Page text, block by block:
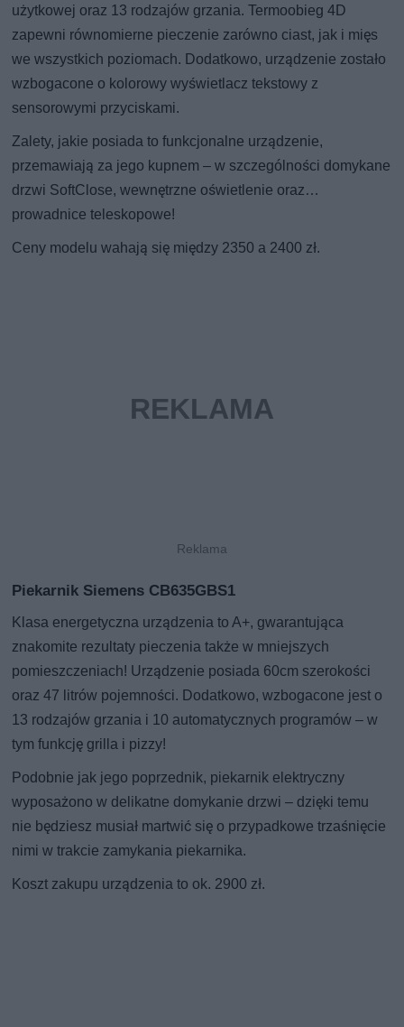
użytkowej oraz 13 rodzajów grzania. Termoobieg 4D
zapewni równomierne pieczenie zarówno ciast, jak i mięs
we wszystkich poziomach. Dodatkowo, urządzenie zostało
wzbogacone o kolorowy wyświetlacz tekstowy z
sensorowymi przyciskami.
Zalety, jakie posiada to funkcjonalne urządzenie,
przemawiają za jego kupnem – w szczególności domykane
drzwi SoftClose, wewnętrzne oświetlenie oraz…
prowadnice teleskopowe!
Ceny modelu wahają się między 2350 a 2400 zł.
Piekarnik Siemens CB635GBS1
Klasa energetyczna urządzenia to A+, gwarantująca
znakomite rezultaty pieczenia także w mniejszych
pomieszczeniach! Urządzenie posiada 60cm szerokości
oraz 47 litrów pojemności. Dodatkowo, wzbogacone jest o
13 rodzajów grzania i 10 automatycznych programów – w
tym funkcję grilla i pizzy!
Podobnie jak jego poprzednik, piekarnik elektryczny
wyposażono w delikatne domykanie drzwi – dzięki temu
nie będziesz musiał martwić się o przypadkowe trzaśnięcie
nimi w trakcie zamykania piekarnika.
Koszt zakupu urządzenia to ok. 2900 zł.